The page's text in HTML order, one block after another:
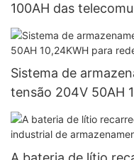
100AH ​​das
Sistema de
tensão 204V 50AH
rede/sistema solar